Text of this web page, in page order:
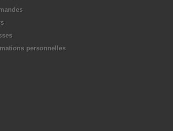
personnelles